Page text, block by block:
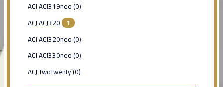
ACJ ACJ319neo (0)
ACJ ACJ320
1
ACJ ACJ320neo (0)
ACJ ACJ330neo (0)
ACJ TwoTwenty (0)